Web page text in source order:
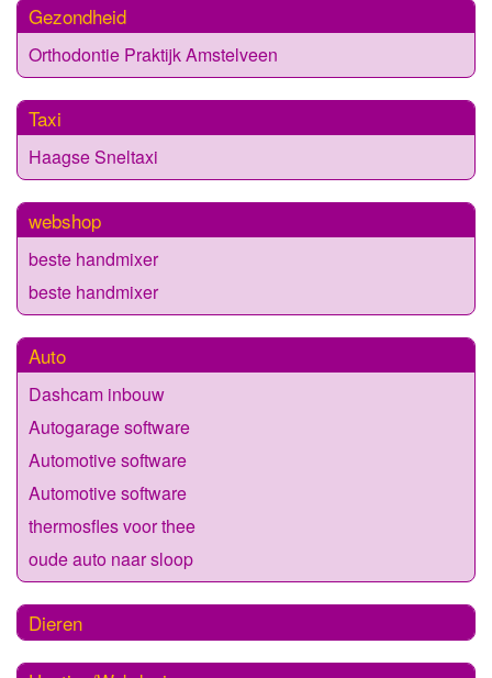
Gezondheid
Orthodontie Praktijk Amstelveen
Taxi
Haagse Sneltaxi
webshop
beste handmixer
beste handmixer
Auto
Dashcam inbouw
Autogarage software
Automotive software
Automotive software
thermosfles voor thee
oude auto naar sloop
Dieren